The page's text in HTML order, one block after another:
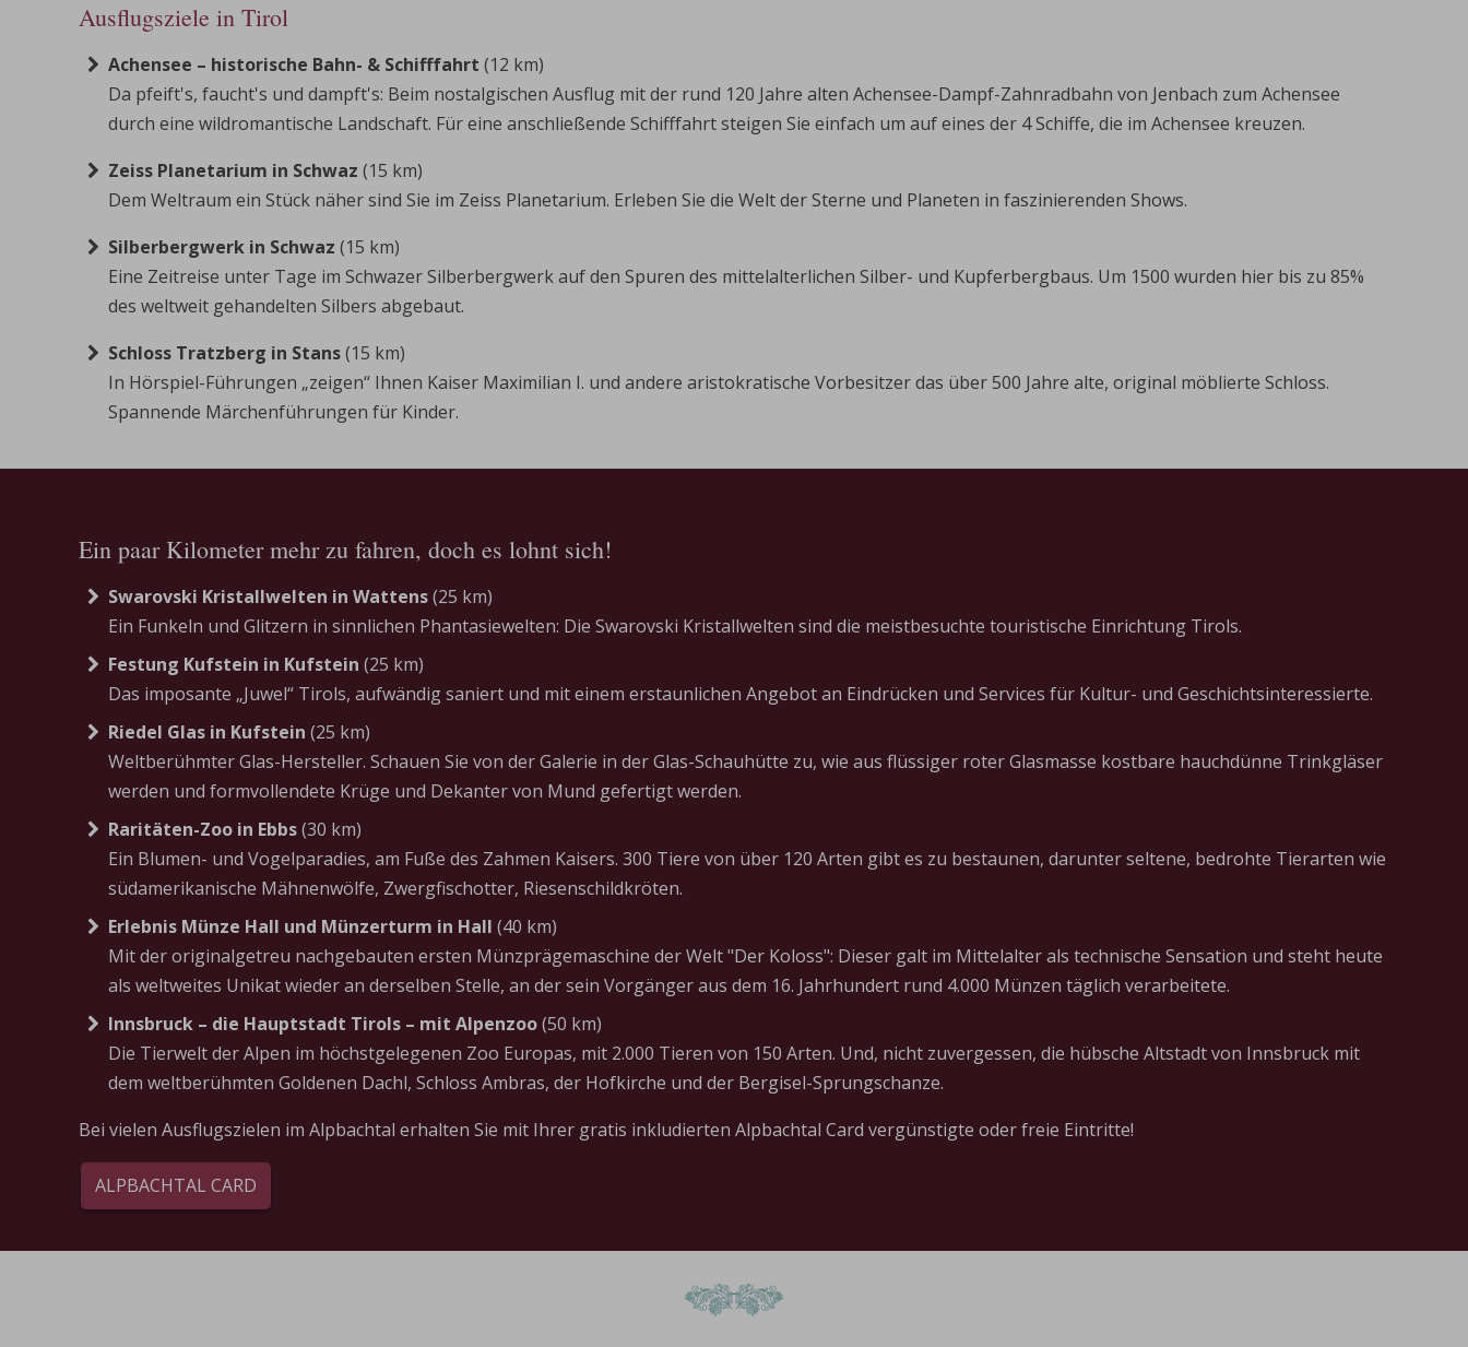
Ausflugsziele in Tirol
Achensee – historische Bahn- & Schifffahrt(12 km)
Da pfeift's, faucht's und dampft's: Beim nostalgischen Ausflug mit der rund 120 Jahre alten Achensee-Dampf-Zahnradbahn von Jenbach zum Achensee
durch eine wildromantische Landschaft. Für eine anschließende Schifffahrt steigen Sie einfach um auf eines der 4 Schiffe, die im Achensee kreuzen.
Zeiss Planetarium in Schwaz(15 km)
Dem Weltraum ein Stück näher sind Sie im Zeiss Planetarium. Erleben Sie die Welt der Sterne und Planeten in faszinierenden Shows.
Silberbergwerk in Schwaz (15 km)
Eine Zeitreise unter Tage im Schwazer Silberbergwerk auf den Spuren des mittelalterlichen Silber- und Kupferbergbaus. Um 1500 wurden hier bis zu 85%
des weltweit gehandelten Silbers abgebaut.
Schloss Tratzberg in Stans(15 km)
In Hörspiel-Führungen „zeigen“ Ihnen Kaiser Maximilian I. und andere aristokratische Vorbesitzer das über 500 Jahre alte, original möblierte Schloss.
Spannende Märchenführungen für Kinder.
Ein paar Kilometer mehr zu fahren, doch es lohnt sich!
Swarovski Kristallwelten in Wattens(25 km)
Ein Funkeln und Glitzern in sinnlichen Phantasiewelten: Die Swarovski Kristallwelten sind die meistbesuchte touristische Einrichtung Tirols.
Festung Kufstein in Kufstein (25 km)
Das imposante „Juwel“ Tirols, aufwändig saniert und mit einem erstaunlichen Angebot an Eindrücken und Services für Kultur- und Geschichtsinteressierte.
Riedel Glas in Kufstein (25 km)
Weltberühmter Glas-Hersteller. Schauen Sie von der Galerie in der Glas-Schauhütte zu, wie aus flüssiger roter Glasmasse kostbare hauchdünne Trinkgläser
werden und formvollendete Krüge und Dekanter von Mund gefertigt werden.
Raritäten-Zoo in Ebbs(30 km)
Ein Blumen- und Vogelparadies, am Fuße des Zahmen Kaisers. 300 Tiere von über 120 Arten gibt es zu bestaunen, darunter seltene, bedrohte Tierarten wie
südamerikanische Mähnenwölfe, Zwergfischotter, Riesenschildkröten.
Erlebnis Münze Hall und Münzerturm in Hall (40 km)
Mit der originalgetreu nachgebauten ersten Münzprägemaschine der Welt "Der Koloss": Dieser galt im Mittelalter als technische Sensation und steht heute
als weltweites Unikat wieder an derselben Stelle, an der sein Vorgänger aus dem 16. Jahrhundert rund 4.000 Münzen täglich verarbeitete.
Innsbruck – die Hauptstadt Tirols – mit Alpenzoo(50 km)
Die Tierwelt der Alpen im höchstgelegenen Zoo Europas, mit 2.000 Tieren von 150 Arten. Und, nicht zuvergessen, die hübsche Altstadt von Innsbruck mit
dem weltberühmten Goldenen Dachl, Schloss Ambras, der Hofkirche und der Bergisel-Sprungschanze.
Bei vielen Ausflugszielen im Alpbachtal erhalten Sie mit Ihrer gratis inkludierten Alpbachtal Card vergünstigte oder freie Eintritte!
ALPBACHTAL CARD